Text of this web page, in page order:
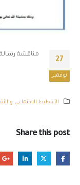
27
نوفمبر
مناقشة
التخطيط الاجتماعي و
Share this post